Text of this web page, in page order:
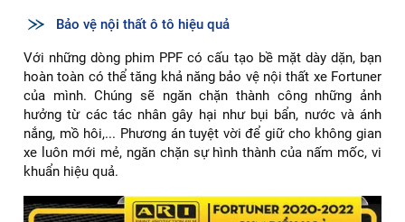
Bảo vệ nội thất ô tô hiệu quả
Với những dòng phim PPF có cấu tạo bề mặt dày dặn, bạn
hoàn toàn có thể tăng khả năng bảo vệ nội thất xe Fortuner
của mình. Chúng sẽ ngăn chặn thành công những ảnh
hưởng từ các tác nhân gây hại như bụi bẩn, nước và ánh
nắng, mồ hôi,... Phương án tuyệt vời để giữ cho không gian
xe luôn mới mẻ, ngăn chặn sự hình thành của nấm mốc, vi
khuẩn hiệu quả.